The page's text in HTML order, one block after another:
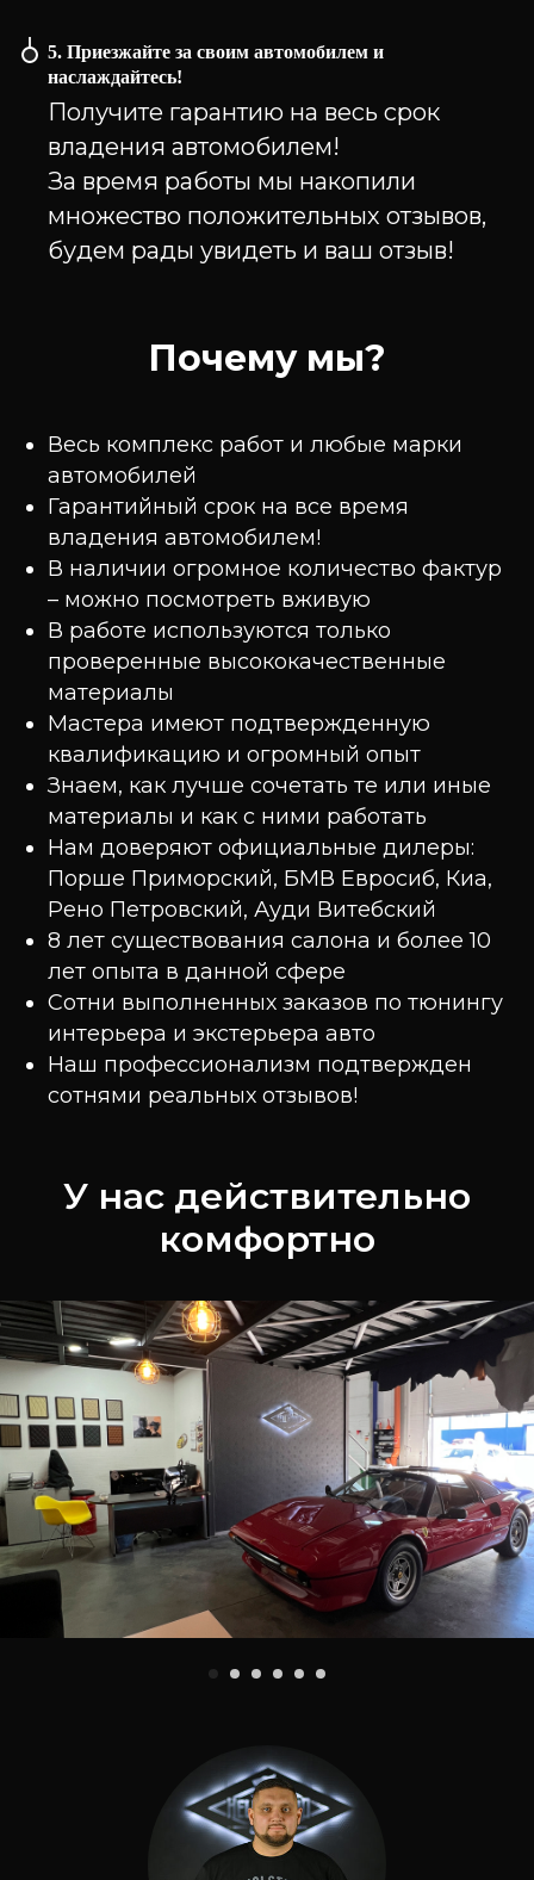
5. Приезжайте за своим автомобилем и
наслаждайтесь!
Получите гарантию на весь срок
владения автомобилем!
За время работы мы накопили
множество положительных отзывов,
будем рады увидеть и ваш отзыв!
Почему мы?
Весь комплекс работ и любые марки
автомобилей
Гарантийный срок на все время
владения автомобилем!
В наличии огромное количество фактур
– можно посмотреть вживую
В работе используются только
проверенные высококачественные
материалы
Мастера имеют подтвержденную
квалификацию и огромный опыт
Знаем, как лучше сочетать те или иные
материалы и как с ними работать
Нам доверяют официальные дилеры:
Порше Приморский, БМВ Евросиб, Киа,
Рено Петровский, Ауди Витебский
8 лет существования салона и более 10
лет опыта в данной сфере
Сотни выполненных заказов по тюнингу
интерьера и экстерьера авто
Наш профессионализм подтвержден
сотнями реальных отзывов!
У нас действительно
комфортно